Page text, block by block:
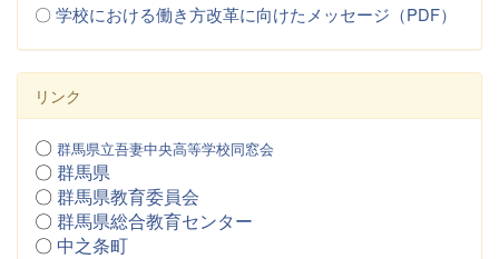
〇学校における働き方改革に向けたメッセージ（PDF）
リンク
〇 群馬県立吾妻中央高等学校同窓会
〇 群馬県
〇 群馬県教育委員会
〇 群馬県総合教育センター
〇 中之条町